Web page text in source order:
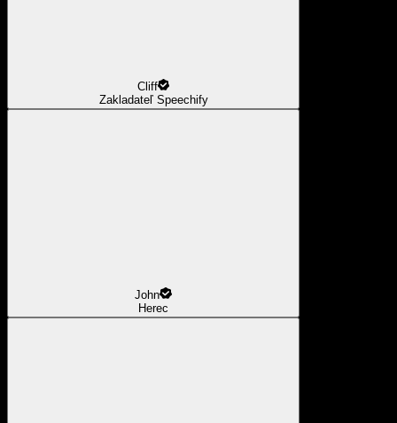
Cliff
Zakladateľ Speechify
John
Herec